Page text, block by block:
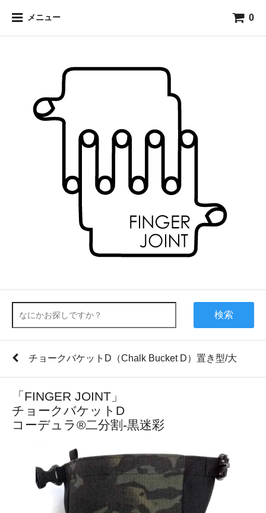
メニュー 0
検索
チョークバケットD（Chalk Bucket D）置き型/大
「FINGER JOINT」
チョークバケットD
コーデュラ®二分割-黒迷彩